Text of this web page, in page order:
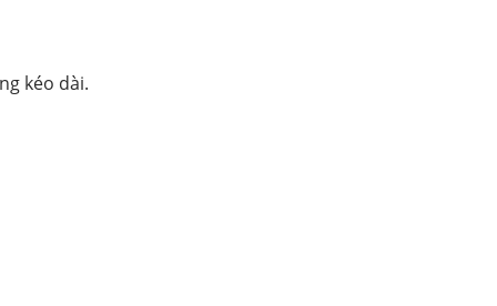
kéo dài.